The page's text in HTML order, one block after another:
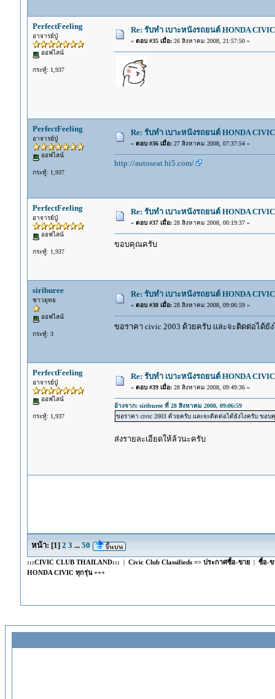
PerfectFeeling
อาจารย์ปู่
ออฟไลน์
กระทู้: 1,937
Re: รับทำ เบาะหนังรถยนต์ HONDA
« ตอบ #35 เมื่อ:26 สิงหาคม 2008, 21:57:50 »
PerfectFeeling
อาจารย์ปู่
ออฟไลน์
กระทู้: 1,937
Re: รับทำ เบาะหนังรถยนต์ HONDA
« ตอบ #36 เมื่อ:27 สิงหาคม 2008, 07:37:54 »
http://autoseat.hi5.com/
PerfectFeeling
อาจารย์ปู่
ออฟไลน์
กระทู้: 1,937
Re: รับทำ เบาะหนังรถยนต์ HONDA
« ตอบ #37 เมื่อ:28 สิงหาคม 2008, 00:19:37 »
ขอบคุณครับ
siriburee
ชาวยุทธ
ออฟไลน์
กระทู้: 3
Re: รับทำ เบาะหนังรถยนต์ HONDA
« ตอบ #38 เมื่อ:28 สิงหาคม 2008, 09:06:59 »
ขอราคา civic 2003 ด้วยครับ และจะติดต่อได้
PerfectFeeling
อาจารย์ปู่
ออฟไลน์
กระทู้: 1,937
Re: รับทำ เบาะหนังรถยนต์ HONDA
« ตอบ #39 เมื่อ:28 สิงหาคม 2008, 09:49:36 »
อ้างจาก: siriburee ที่ 28 สิงหาคม 2008, 09:06:59
ขอราคา civic 2003 ด้วยครับ และจะติดต่อได้ยังไงครับ ขอบ
ส่งรายละเอียดให้ล้วนะครับ
หน้า: [1] 2 3 ... 50
:::CIVIC CLUB THAILAND::: | Civic Club Classifieds => ประกาศซื้อ-ขาย| ซื้อ-ข
HONDA CIVIC ทุกรุ่น +++